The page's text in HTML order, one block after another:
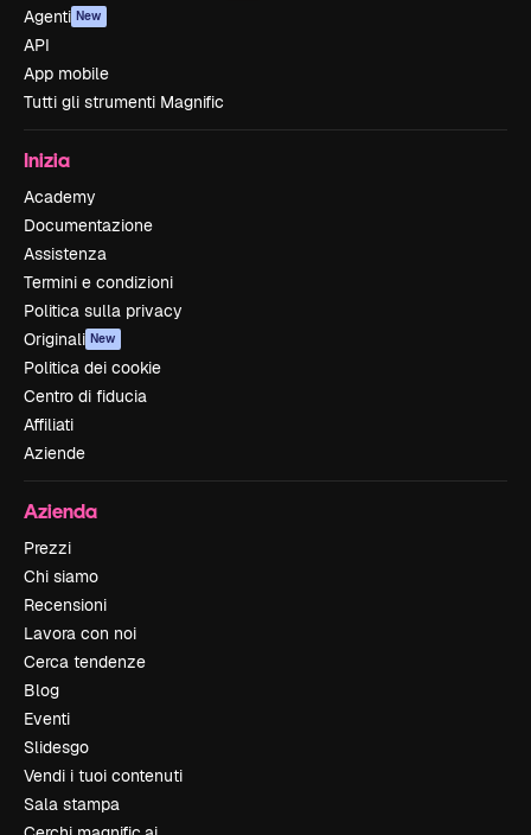
Agenti New
API
App mobile
Tutti gli strumenti Magnific
Inizia
Academy
Documentazione
Assistenza
Termini e condizioni
Politica sulla privacy
Originali New
Politica dei cookie
Centro di fiducia
Affiliati
Aziende
Azienda
Prezzi
Chi siamo
Recensioni
Lavora con noi
Cerca tendenze
Blog
Eventi
Slidesgo
Vendi i tuoi contenuti
Sala stampa